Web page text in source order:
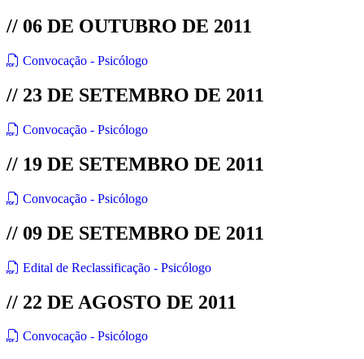
// 06 DE OUTUBRO DE 2011
Convocação - Psicólogo
// 23 DE SETEMBRO DE 2011
Convocação - Psicólogo
// 19 DE SETEMBRO DE 2011
Convocação - Psicólogo
// 09 DE SETEMBRO DE 2011
Edital de Reclassificação - Psicólogo
// 22 DE AGOSTO DE 2011
Convocação - Psicólogo